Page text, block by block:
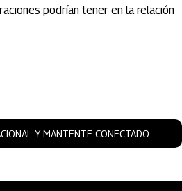
podrían tener en la relación
Y MANTENTE CONECTADO